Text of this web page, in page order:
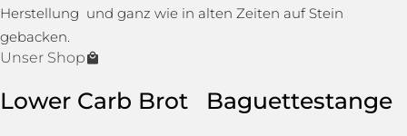
Herstellung und ganz wie in alten Zeiten auf Stein
gebacken.
Unser Shop
Lower Carb Brot
Baguettestange